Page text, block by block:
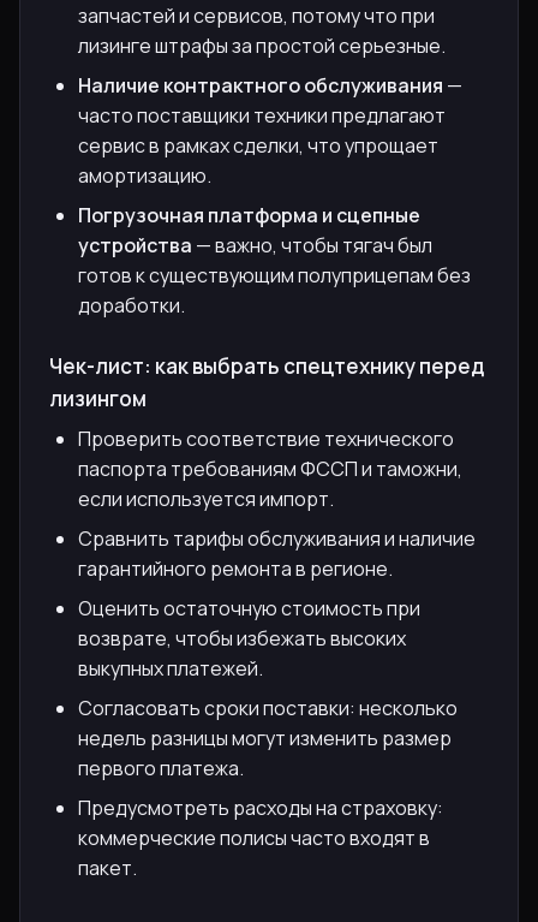
запчастей и сервисов, потому что при
лизинге штрафы за простой серьезные.
Наличие контрактного обслуживания —
часто поставщики техники предлагают
сервис в рамках сделки, что упрощает
амортизацию.
Погрузочная платформа и сцепные
устройства — важно, чтобы тягач был
готов к существующим полуприцепам без
доработки.
Чек-лист: как выбрать спецтехнику перед
лизингом
Проверить соответствие технического
паспорта требованиям ФССП и таможни,
если используется импорт.
Сравнить тарифы обслуживания и наличие
гарантийного ремонта в регионе.
Оценить остаточную стоимость при
возврате, чтобы избежать высоких
выкупных платежей.
Согласовать сроки поставки: несколько
недель разницы могут изменить размер
первого платежа.
Предусмотреть расходы на страховку:
коммерческие полисы часто входят в
пакет.